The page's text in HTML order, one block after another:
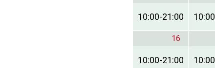
10:00-21:00 10:00
16
10:00-21:00 10:00